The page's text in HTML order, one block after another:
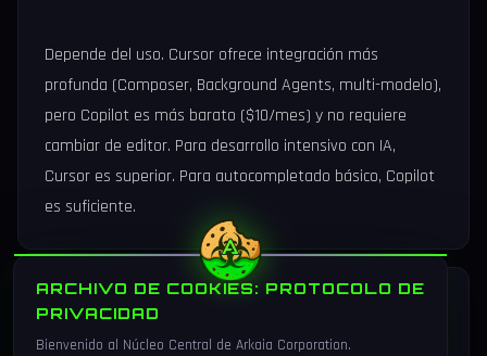
Depende del uso. Cursor ofrece integración más
profunda (Composer, Background Agents, multi-modelo),
pero Copilot es más barato ($10/mes) y no requiere
cambiar de editor. Para desarrollo intensivo con IA,
Cursor es superior. Para autocompletado básico, Copilot
es suficiente.
¿Es seguro usar Cursor con código
empresarial?
ARCHIVO DE COOKIES: PROTOCOLO DE
PRIVACIDAD
Bienvenido al Núcleo Central de Arkaia Corporation.